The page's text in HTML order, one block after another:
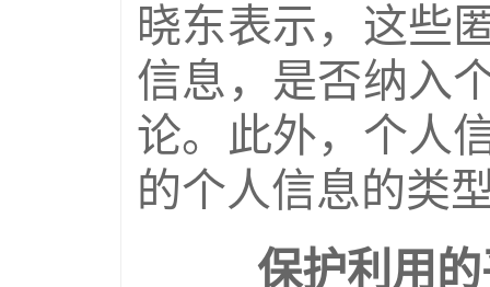
晓东表示，这些
信息，是否纳入
论。此外，个人
的个人信息的类
保护利用的